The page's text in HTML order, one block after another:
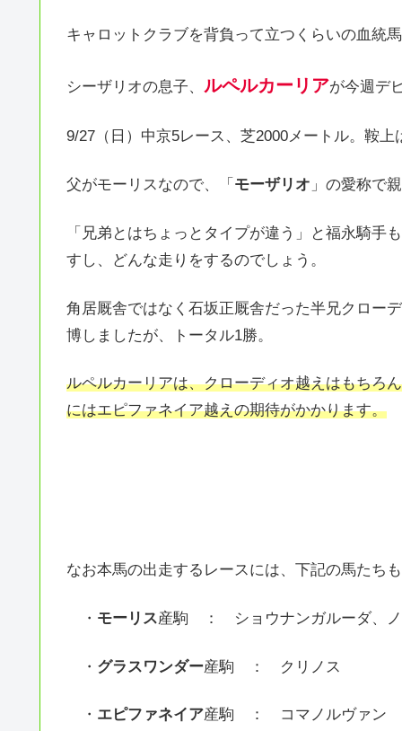
キャロットクラブを背負って立つくらいの血統
シーザリオの息子、 ルペルカーリアが今週デ
9/27（日）中京5レース、芝2000メートル。鞍上
父がモーリスなので、「 モーザリオ 」の愛称で
「兄弟とはちょっとタイプが違う」と福永騎手
すし、どんな走りをするのでしょう。
角居厩舎ではなく石坂正厩舎だった半兄クロー
博しましたが、トータル1勝。
ルペルカーリアは、クローディオ越えはもちろ
にはエピファネイア越えの期待がかかります。
なお本馬の出走するレースには、下記の馬たち
・ モーリス産駒 ： ショウナンガルーダ、ノ
・ グラスワンダー産駒 ： クリノス
・ エピファネイア産駒 ： コマノルヴァン